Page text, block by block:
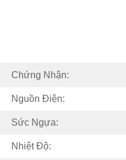
Chứng Nhận:
Nguồn Điện:
Sức Ngựa:
Nhiệt Độ: